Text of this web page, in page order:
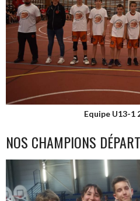
Equipe U13-1
NOS CHAMPIONS